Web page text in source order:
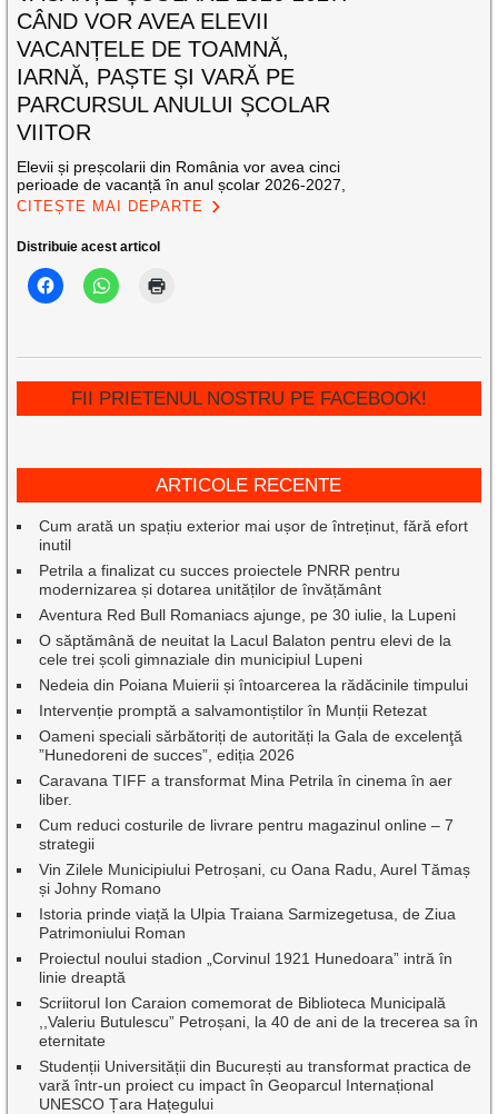
CÂND VOR AVEA ELEVII
VACANȚELE DE TOAMNĂ,
IARNĂ, PAȘTE ȘI VARĂ PE
PARCURSUL ANULUI ȘCOLAR
VIITOR
Elevii și preșcolarii din România vor avea cinci
perioade de vacanță în anul școlar 2026-2027,
CITEȘTE MAI DEPARTE
Distribuie acest articol
FII PRIETENUL NOSTRU PE FACEBOOK!
ARTICOLE RECENTE
Cum arată un spațiu exterior mai ușor de întreținut, fără efort
inutil
Petrila a finalizat cu succes proiectele PNRR pentru
modernizarea și dotarea unităților de învățământ
Aventura Red Bull Romaniacs ajunge, pe 30 iulie, la Lupeni
O săptămână de neuitat la Lacul Balaton pentru elevi de la
cele trei școli gimnaziale din municipiul Lupeni
Nedeia din Poiana Muierii și întoarcerea la rădăcinile timpului
Intervenție promptă a salvamontiștilor în Munții Retezat
Oameni speciali sărbătoriți de autorități la Gala de excelenţă
”Hunedoreni de succes”, ediția 2026
Caravana TIFF a transformat Mina Petrila în cinema în aer
liber.
Cum reduci costurile de livrare pentru magazinul online – 7
strategii
Vin Zilele Municipiului Petroșani, cu Oana Radu, Aurel Tămaș
și Johny Romano
Istoria prinde viață la Ulpia Traiana Sarmizegetusa, de Ziua
Patrimoniului Roman
Proiectul noului stadion „Corvinul 1921 Hunedoara” intră în
linie dreaptă
Scriitorul Ion Caraion comemorat de Biblioteca Municipală
,,Valeriu Butulescu” Petroșani, la 40 de ani de la trecerea sa în
eternitate
Studenții Universității din București au transformat practica de
vară într-un proiect cu impact în Geoparcul Internațional
UNESCO Țara Hațegului